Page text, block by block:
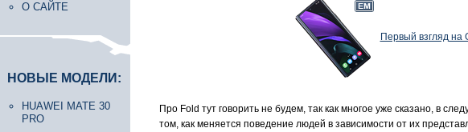
О САЙТЕ
НОВЫЕ МОДЕЛИ:
HUAWEI MATE 30
PRO
Первый взгляд на
Про Fold тут говорить не будем, так как многое уже сказано, в
том, как меняется поведение людей в зависимости от их